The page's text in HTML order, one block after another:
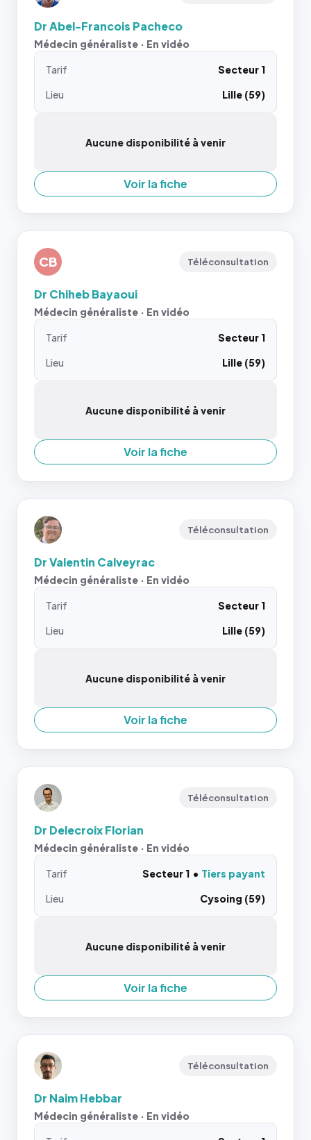
Dr Abel-Francois Pacheco
Médecin généraliste · En vidéo
Tarif
Secteur 1
Lieu
Lille (59)
Aucune disponibilité à venir
Voir la fiche
CB Téléconsultation
Dr Chiheb Bayaoui
Médecin généraliste · En vidéo
Tarif
Secteur 1
Lieu
Lille (59)
Aucune disponibilité à venir
Voir la fiche
Téléconsultation
Dr Valentin Calveyrac
Médecin généraliste · En vidéo
Tarif
Secteur 1
Lieu
Lille (59)
Aucune disponibilité à venir
Voir la fiche
Téléconsultation
Dr Delecroix Florian
Médecin généraliste · En vidéo
Tarif Secteur 1
Tiers payant
Lieu
Cysoing (59)
Aucune disponibilité à venir
Voir la fiche
Téléconsultation
Dr Naim Hebbar
Médecin généraliste · En vidéo